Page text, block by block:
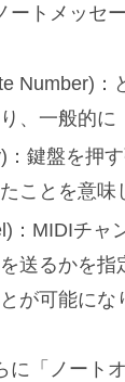
ートメッセ
Number)
、一般的に
：鍵盤を押
ことを意味
：MIDIチャ
送るかを
が可能にな
に「ノート